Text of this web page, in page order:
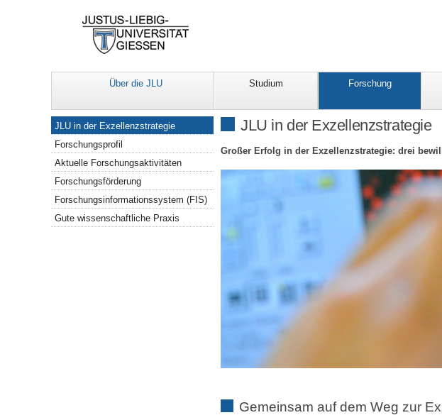
Über die JLU Studium Forschung
JLU in der Exzellenzstrategie
Großer Erfolg in der Exzellenzstrategie: drei
Gemeinsam auf dem Weg zur
Navigation
JLU in der Exzellenzstrategie
Forschungsprofil
Aktuelle Forschungsaktivitäten
Forschungsförderung
Forschungsinformationssystem (FIS)
Gute wissenschaftliche Praxis